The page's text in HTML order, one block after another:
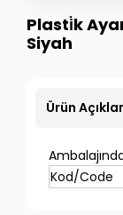
Plasti̇k
Siyah
Ürün
Kod/Code